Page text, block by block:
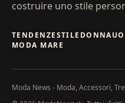
costruire uno stile
TENDENZESTILE DONNA
MODA MARE
Moda News - Moda, Accessori,